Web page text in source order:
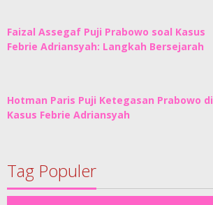
Faizal Assegaf Puji Prabowo soal Kasus
Febrie Adriansyah: Langkah Bersejarah
Hotman Paris Puji Ketegasan Prabowo di
Kasus Febrie Adriansyah
Tag Populer